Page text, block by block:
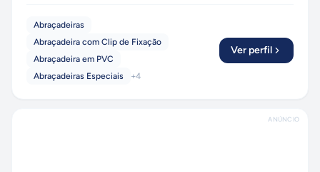
Abraçadeiras
Abraçadeira com Clip de Fixação
Abraçadeira em PVC
Abraçadeiras Especiais
+4
Ver perfil
ANÚNCIO